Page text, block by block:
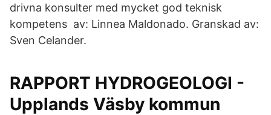
drivna konsulter med mycket god teknisk
kompetens av: Linnea Maldonado. Granskad av:
Sven Celander.
RAPPORT HYDROGEOLOGI -
Upplands Väsby kommun